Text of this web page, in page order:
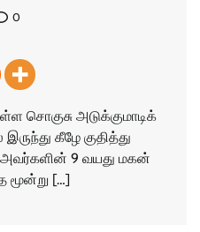
0
சொகுசு அடுக்குமாடிக்
இருந்து கீழே குதித்து
அவர்களின் 9 வயது மகன்
மூன்று […]